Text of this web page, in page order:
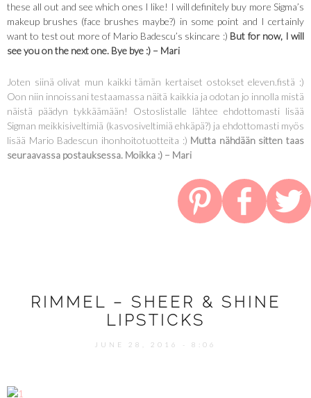
these all out and see which ones I like! I will definitely buy more Sigma’s
makeup brushes (face brushes maybe?) in some point and I certainly
want to test out more of Mario Badescu’s skincare :) But for now, I will
see you on the next one. Bye bye :) – Mari
Joten siinä olivat mun kaikki tämän kertaiset ostokset eleven.fistä :)
Oon niin innoissani testaamassa näitä kaikkia ja odotan jo innolla mistä
näistä päädyn tykkäämään! Ostoslistalle lähtee ehdottomasti lisää
Sigman meikkisiveltimiä (kasvosiveltimiä ehkäpä?) ja ehdottomasti myös
lisää Mario Badescun ihonhoitotuotteita :) Mutta nähdään sitten taas
seuraavassa postauksessa. Moikka :) – Mari
RIMMEL – SHEER & SHINE
LIPSTICKS
JUNE 28, 2016 - 8:06